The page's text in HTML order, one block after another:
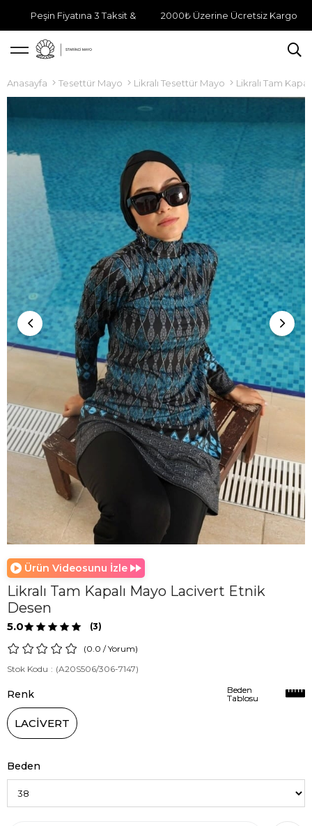
Peşin Fiyatına 3 Taksit & 2000₺ Üzerine Ücretsiz Kargo
Anasayfa Tesettür Mayo Likralı Tesettür Mayo Likralı Tam
Ürün Videosunu İzle
Likralı Tam Kapalı Mayo Lacivert Etnik
Desen
5.0 (3)
0.0 /Yorum)
Stok Kodu
(A20S506/306-7147)
Renk
LACİVERT
Beden
Beden
Tablosu
Beden
Tablosu